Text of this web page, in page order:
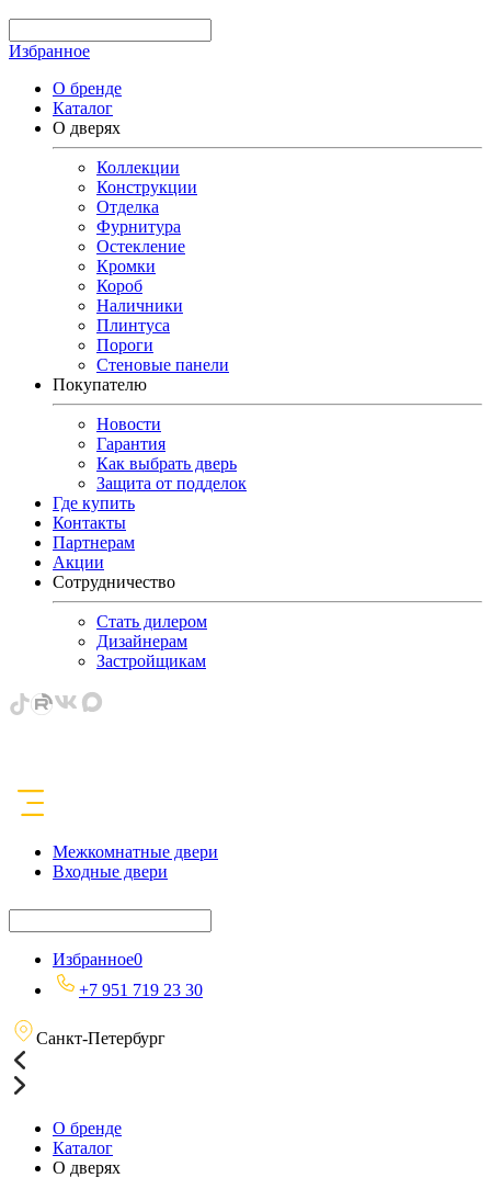
Избранное
О бренде
Каталог
О дверях
Коллекции
Конструкции
Отделка
Фурнитура
Остекление
Кромки
Короб
Наличники
Плинтуса
Пороги
Стеновые панели
Покупателю
Новости
Гарантия
Как выбрать дверь
Защита от подделок
Где купить
Контакты
Партнерам
Акции
Сотрудничество
Стать дилером
Дизайнерам
Застройщикам
Межкомнатные двери
Входные двери
Избранное0
+7 951 719 23 30
Санкт-Петербург
О бренде
Каталог
О дверях